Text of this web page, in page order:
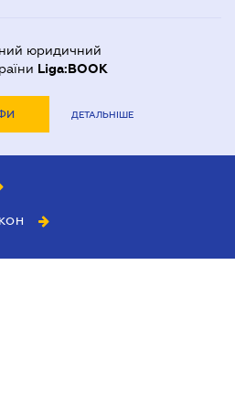
юридичний
Liga:BOOK
ДЕТАЛЬНІШЕ